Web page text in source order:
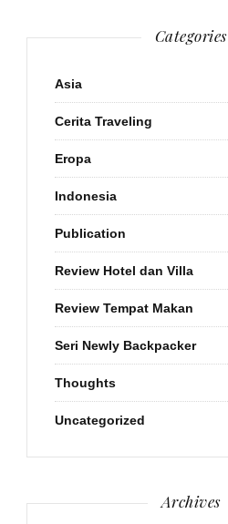
Categories
Asia
Cerita Traveling
Eropa
Indonesia
Publication
Review Hotel dan Villa
Review Tempat Makan
Seri Newly Backpacker
Thoughts
Uncategorized
Archives